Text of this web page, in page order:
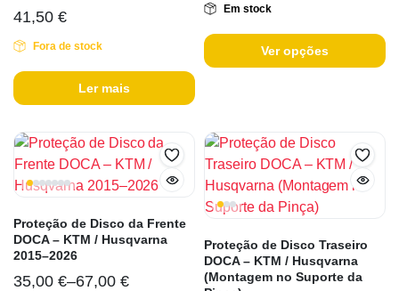
41,50 €
Fora de stock
Ler mais
Em stock
Ver opções
Proteção de Disco da Frente
DOCA – KTM / Husqvarna
2015–2026
35,00 €–67,00 €
Proteção de Disco Traseiro
DOCA – KTM / Husqvarna
(Montagem no Suporte da